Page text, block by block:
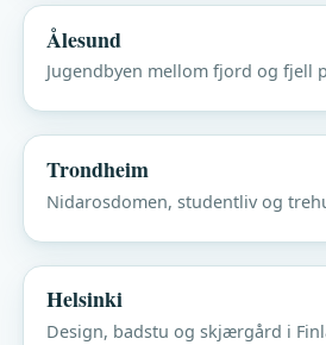
Ålesund
Jugendbyen mellom fjord og fjell
Trondheim
Nidarosdomen, studentliv og
Helsinki
Design, badstu og skjærgård i